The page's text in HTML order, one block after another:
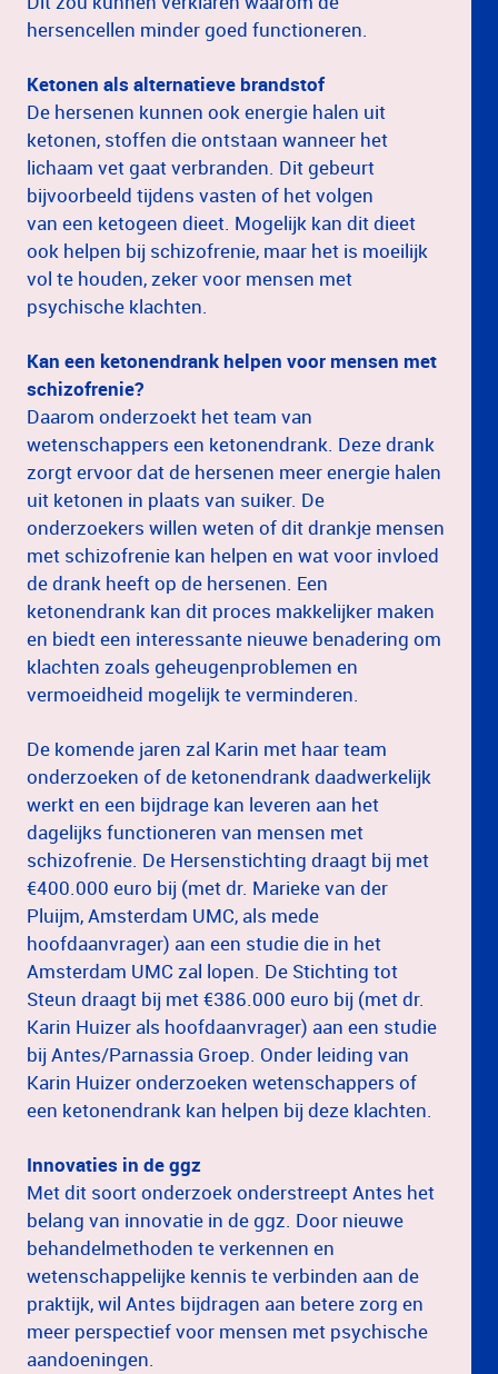
hersencellen minder goed functioneren.
Ketonen als alternatieve brandstof
De hersenen kunnen ook energie halen uit
ketonen, stoffen die ontstaan wanneer het
lichaam vet gaat verbranden. Dit gebeurt
bijvoorbeeld tijdens vasten of het volgen
van een ketogeen dieet. Mogelijk kan dit dieet
ook helpen bij schizofrenie, maar het is moeilijk
vol te houden, zeker voor mensen met
psychische klachten.
Kan een ketonendrank helpen voor mensen met
schizofrenie?
Daarom onderzoekt het team van
wetenschappers een ketonendrank. Deze drank
zorgt ervoor dat de hersenen meer energie halen
uit ketonen in plaats van suiker. De
onderzoekers willen weten of dit drankje mensen
met schizofrenie kan helpen en wat voor invloed
de drank heeft op de hersenen. Een
ketonendrank kan dit proces makkelijker maken
en biedt een interessante nieuwe benadering om
klachten zoals geheugenproblemen en
vermoeidheid mogelijk te verminderen.
De komende jaren zal Karin met haar team
onderzoeken of de ketonendrank daadwerkelijk
werkt en een bijdrage kan leveren aan het
dagelijks functioneren van mensen met
schizofrenie. De Hersenstichting draagt bij met
€400.000 euro bij (met dr. Marieke van der
Pluijm, Amsterdam UMC, als mede
hoofdaanvrager) aan een studie die in het
Amsterdam UMC zal lopen. De Stichting tot
Steun draagt bij met €386.000 euro bij (met dr.
Karin Huizer als hoofdaanvrager) aan een studie
bij Antes/Parnassia Groep. Onder leiding van
Karin Huizer onderzoeken wetenschappers of
een ketonendrank kan helpen bij deze klachten.
Innovaties in de ggz
Met dit soort onderzoek onderstreept Antes het
belang van innovatie in de ggz. Door nieuwe
behandelmethoden te verkennen en
wetenschappelijke kennis te verbinden aan de
praktijk, wil Antes bijdragen aan betere zorg en
meer perspectief voor mensen met psychische
aandoeningen.